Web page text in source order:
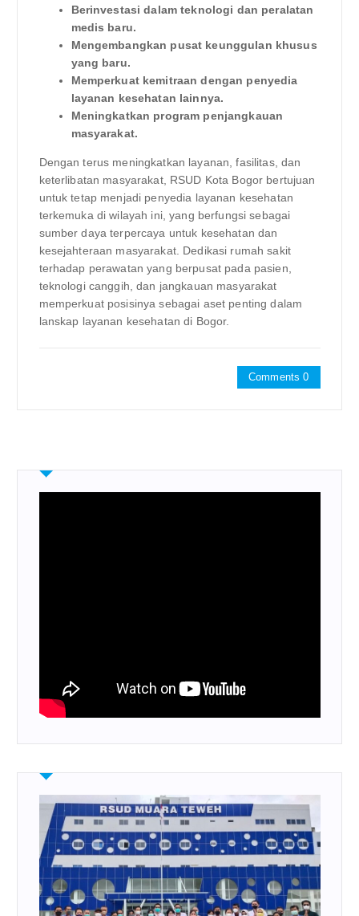
Berinvestasi dalam teknologi dan peralatan
medis baru.
Mengembangkan pusat keunggulan khusus
yang baru.
Memperkuat kemitraan dengan penyedia
layanan kesehatan lainnya.
Meningkatkan program penjangkauan
masyarakat.
Dengan terus meningkatkan layanan, fasilitas, dan
keterlibatan masyarakat, RSUD Kota Bogor bertujuan
untuk tetap menjadi penyedia layanan kesehatan
terkemuka di wilayah ini, yang berfungsi sebagai
sumber daya terpercaya untuk kesehatan dan
kesejahteraan masyarakat. Dedikasi rumah sakit
terhadap perawatan yang berpusat pada pasien,
teknologi canggih, dan jangkauan masyarakat
memperkuat posisinya sebagai aset penting dalam
lanskap layanan kesehatan di Bogor.
Comments 0